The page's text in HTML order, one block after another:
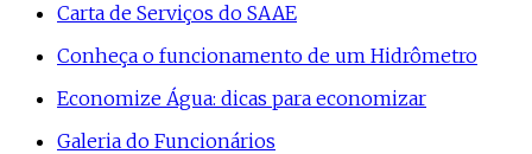
Carta de Serviços do SAAE
Conheça o funcionamento de um Hidrômetro
Economize Água: dicas para economizar
Galeria do Funcionários